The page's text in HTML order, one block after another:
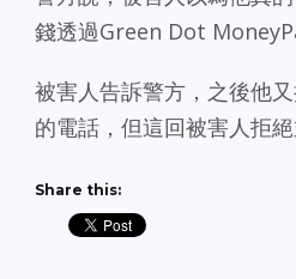
錢透過Green Dot
被害人告訴警方，之後他
的電話，但這回被害人拒絕
Share this: